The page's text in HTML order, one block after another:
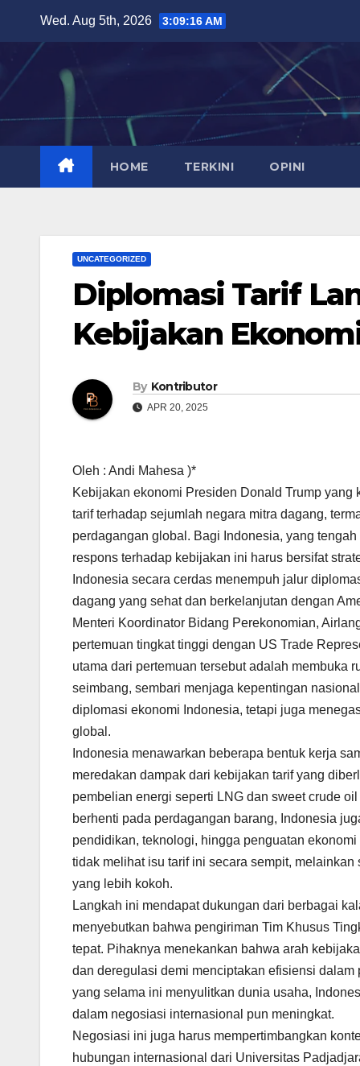
content
Wed. Aug 5th, 2026 3:09:17 AM
HOME TERKINI OPINI
UNCATEGORIZED
Diplomasi Tarif
Kebijakan
By Kontributor
APR 20, 2025
Oleh : Andi Mahesa )*
Kebijakan ekonomi Presiden Donald Trump
tarif terhadap sejumlah negara mitra dagang,
perdagangan global. Bagi Indonesia, yang
respons terhadap kebijakan ini harus bersifat
Indonesia secara cerdas menempuh jalur
dagang yang sehat dan berkelanjutan dengan
Menteri Koordinator Bidang Perekonomian,
pertemuan tingkat tinggi dengan US Trade
utama dari pertemuan tersebut adalah membuka
seimbang, sembari menjaga kepentingan
diplomasi ekonomi Indonesia, tetapi juga
global.
Indonesia menawarkan beberapa bentuk kerja
meredakan dampak dari kebijakan tarif yang
pembelian energi seperti LNG dan sweet crude
berhenti pada perdagangan barang, Indonesia
pendidikan, teknologi, hingga penguatan
tidak melihat isu tarif ini secara sempit,
yang lebih kokoh.
Langkah ini mendapat dukungan dari berbagai
menyebutkan bahwa pengiriman Tim Khusus
tepat. Pihaknya menekankan bahwa arah
dan deregulasi demi menciptakan efisiensi
yang selama ini menyulitkan dunia usaha,
dalam negosiasi internasional pun meningkat.
Negosiasi ini juga harus mempertimbangkan
hubungan internasional dari Universitas